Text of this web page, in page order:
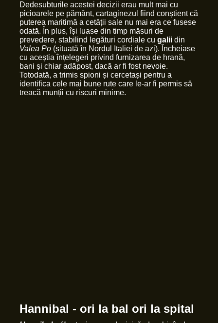
Dedesubturile acestei decizii erau mult mai cu
picioarele pe pământ, cartaginezul fiind conștient că
puterea maritimă a cetății sale nu mai era ce fusese
odată. În plus, își luase din timp măsuri de
prevedere, stabilind legături cordiale cu galii din
Valea Po (situată în Nordul Italiei de azi). Încheiase
cu aceștia înțelegeri privind furnizarea de hrană,
bani și chiar adăpost, dacă ar fi fost nevoie.
Totodată, a trimis spioni și cercetași pentru a
identifica cele mai bune rute care le-ar fi permis să
treacă munții cu riscuri minime.
Hannibal - ori la bal ori la spital